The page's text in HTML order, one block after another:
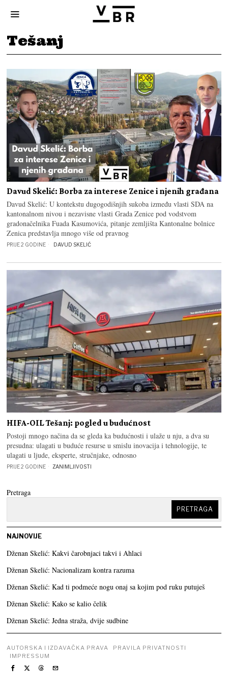
Tešanj
Davud Skelić: Borba za interese Zenice i njenih građana
Davud Skelić: U kontekstu dugogodišnjih sukoba između vlasti SDA na
kantonalnom nivou i nezavisne vlasti Grada Zenice pod vodstvom
gradonačelnika Fuada Kasumovića, pitanje zemljišta Kantonalne bolnice
Zenica predstavlja mnogo više od pravnog
PRIJE 2 GODINE DAVUD SKELIĆ
HIFA-OIL Tešanj: pogled u budućnost
Postoji mnogo načina da se gleda ka budućnosti i ulaže u nju, a dva su
presudna: ulagati u buduće resurse u smislu inovacija i tehnologije, te
ulagati u ljude, eksperte, stručnjake, odnosno
PRIJE 2 GODINE ZANIMLJIVOSTI
Pretraga
PRETRAGA
NAJNOVIJE
Dženan Skelić: Kakvi čarobnjaci takvi i Ahlaci
Dženan Skelić: Nacionalizam kontra razuma
Dženan Skelić: Kad ti podmeće nogu onaj sa kojim pod ruku putuješ
Dženan Skelić: Kako se kalio čelik
Dženan Skelić: Jedna straža, dvije sudbine
AUTORSKA I IZDAVAČKA PRAVA
PRAVILA PRIVATNOSTI
IMPRESSUM